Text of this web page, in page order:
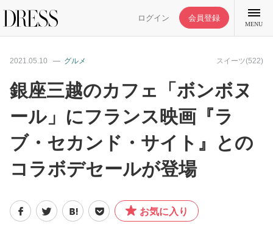
ログイン 会員登録
MENU
特集記事
DRESS部活
ファッション
2021.05.10 グルメ スイーツ(522)
銀座三越のカフェ「ボンボヌ
ール」にフランス映画『ラ
ブ・セカンド・サイト』との
コラボデセールが登場
お気に入り